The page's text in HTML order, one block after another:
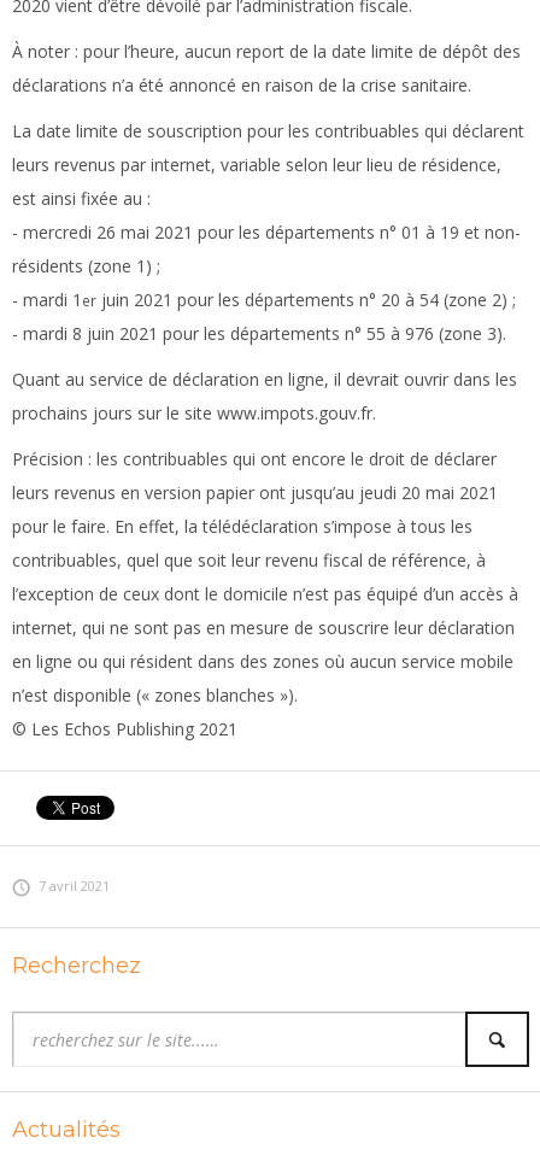
2020 vient d’être dévoilé par l’administration fiscale.
À noter : pour l’heure, aucun report de la date limite de dépôt des
déclarations n’a été annoncé en raison de la crise sanitaire.
La date limite de souscription pour les contribuables qui déclarent
leurs revenus par internet, variable selon leur lieu de résidence,
est ainsi fixée au :
- mercredi 26 mai 2021 pour les départements n° 01 à 19 et non-
résidents (zone 1) ;
- mardi 1 er juin 2021 pour les départements n° 20 à 54 (zone 2) ;
- mardi 8 juin 2021 pour les départements n° 55 à 976 (zone 3).
Quant au service de déclaration en ligne, il devrait ouvrir dans les
prochains jours sur le site www.impots.gouv.fr.
Précision : les contribuables qui ont encore le droit de déclarer
leurs revenus en version papier ont jusqu’au jeudi 20 mai 2021
pour le faire. En effet, la télédéclaration s’impose à tous les
contribuables, quel que soit leur revenu fiscal de référence, à
l’exception de ceux dont le domicile n’est pas équipé d’un accès à
internet, qui ne sont pas en mesure de souscrire leur déclaration
en ligne ou qui résident dans des zones où aucun service mobile
n’est disponible (« zones blanches »).
© Les Echos Publishing 2021
7 avril 2021
Recherchez
Actualités